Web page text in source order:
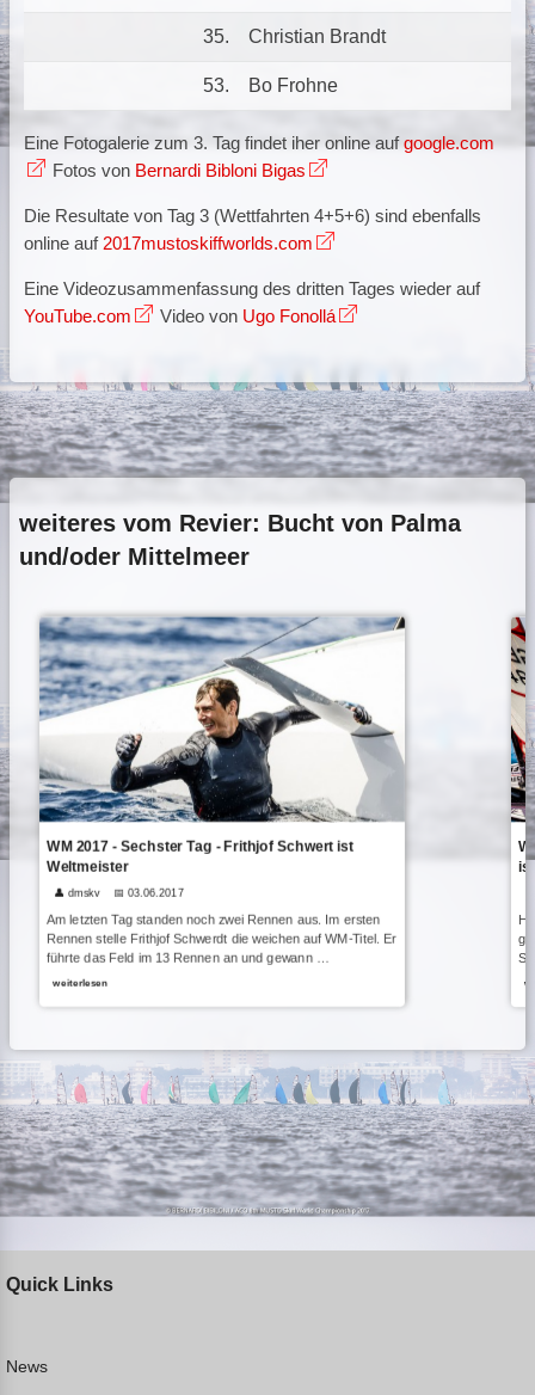
35. Christian Brandt
53. Bo Frohne
Eine Fotogalerie zum 3. Tag findet iher online aufgoogle.com
Fotos von Bernardi Bibloni Bigas
Die Resultate von Tag 3 (Wettfahrten 4+5+6) sind ebenfalls
online auf 2017mustoskiffworlds.com
Eine Videozusammenfassung des dritten Tages wieder auf
YouTube.com
Video von Ugo Fonollá
weiteres vom Revier: Bucht von Palma
und/oder Mittelmeer
WM 2017 - Sechster Tag - Frithjof Schwert ist
Weltmeister
👤 dmskv 📅 03.06.2017
Am letzten Tag standen noch zwei Rennen aus. Im ersten
Rennen stelle Frithjof Schwerdt die weichen auf WM-Titel. Er
führte das Feld im 13 Rennen an und gewann …
weiterlesen
Quick Links
News